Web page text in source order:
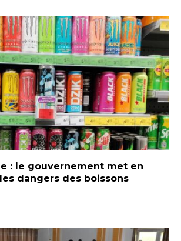
: le gouvernement met en
dangers des boissons